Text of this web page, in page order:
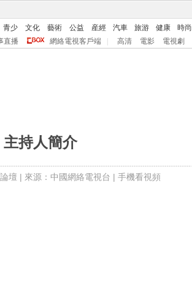
青少 文化 藝術 公益 産經 汽車 旅游 健康 時尚
直播 網絡電視客戶端 高清 電影 電視劇
主持人簡介
壇 | 來源：中國網絡電視台 | 手機看視頻